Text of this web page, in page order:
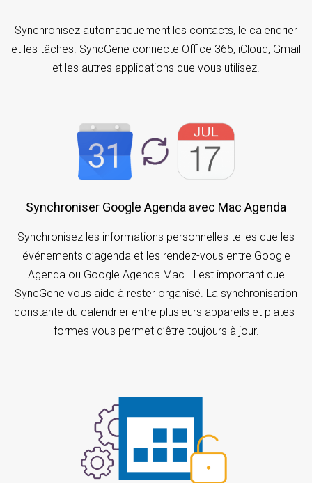
Synchronisez automatiquement les contacts, le calendrier
et les tâches. SyncGene connecte Office 365, iCloud, Gmail
et les autres applications que vous utilisez.
Synchroniser Google Agenda avec Mac Agenda
Synchronisez les informations personnelles telles que les
événements d’agenda et les rendez-vous entre Google
Agenda ou Google Agenda Mac. Il est important que
SyncGene vous aide à rester organisé. La synchronisation
constante du calendrier entre plusieurs appareils et plates-
formes vous permet d’être toujours à jour.